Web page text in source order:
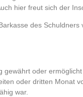
hier freut sich der
des Schuldners
gewährt oder
oder dritten Monat
war.